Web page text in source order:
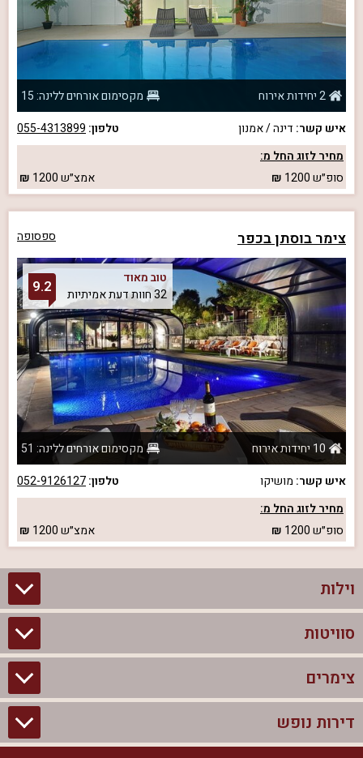
2 יחידות אירוח
מקסימום אורחים ללינה: 15
איש קשר: דינה / אמנון טלפון: 055-4313899
מחיר לזוג החל מ:
סופ״ש1200 אמצ״ש1200
צימר בוסתן בכפר ספסופה
טוב מאוד
32 חוות דעת אמיתיות
9.2
10 יחידות אירוח
מקסימום אורחים ללינה: 51
איש קשר: מושיקו טלפון:052-9126127
מחיר לזוג החל מ:
סופ״ש1200 אמצ״ש1200
וילות
וילות בצפון
וילות להשכרה
וילות למסיבת רווקים
סוויטות
סוויטות בצפון
צימרים לזוגות עם בריכה פרטית
צימרים
צימרים בצפון
דירות נופש